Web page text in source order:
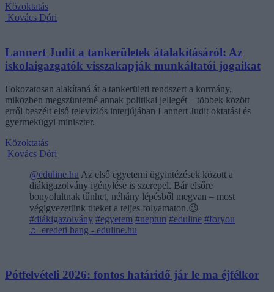
Közoktatás
Kovács Dóri
Lannert Judit a tankerületek átalakításáról: Az
iskolaigazgatók visszakapják munkáltatói jogaikat
Fokozatosan alakítaná át a tankerületi rendszert a kormány,
miközben megszüntetné annak politikai jellegét – többek között
erről beszélt első televíziós interjújában Lannert Judit oktatási és
gyermekügyi miniszter.
Közoktatás
Kovács Dóri
@eduline.hu Az első egyetemi ügyintézések között a
diákigazolvány igénylése is szerepel. Bár elsőre
bonyolultnak tűnhet, néhány lépésből megvan – most
végigvezetünk titeket a teljes folyamaton.😉
#diákigazolvány #egyetem #neptun #eduline #foryou
♬ eredeti hang - eduline.hu
Pótfelvételi 2026: fontos határidő jár le ma éjfélkor